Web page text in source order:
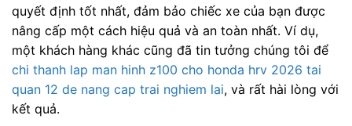
quyết định tốt nhất, đảm bảo chiếc xe của bạn được
nâng cấp một cách hiệu quả và an toàn nhất. Ví dụ,
một khách hàng khác cũng đã tin tưởng chúng tôi để
chi thanh lap man hinh z100 cho honda hrv 2026 tai
quan 12 de nang cap trai nghiem lai, và rất hài lòng với
kết quả.